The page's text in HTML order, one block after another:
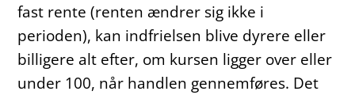
fast rente (renten ændrer sig ikke i
perioden), kan indfrielsen blive dyrere eller
billigere alt efter, om kursen ligger over eller
under 100, når handlen gennemføres. Det